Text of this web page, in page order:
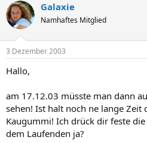
Galaxie
Namhaftes Mitglied
3 Dezember 2003
Hallo,
am 17.12.03 müsste man dann
sehen! Ist halt noch ne lange Zeit
Kaugummi! Ich drück dir feste
dem Laufenden ja?